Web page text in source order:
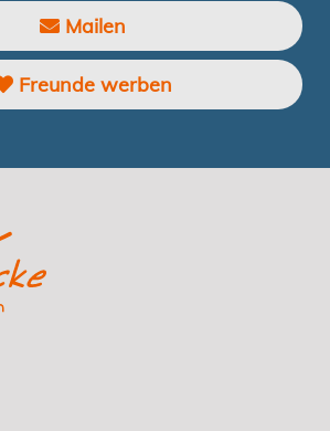
Mailen
Freunde werben